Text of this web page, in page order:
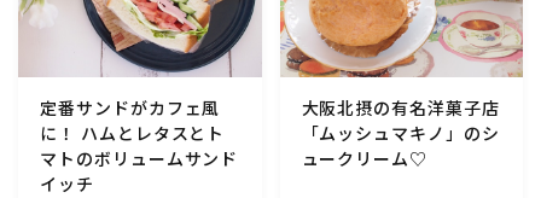
圧力鍋使用の料理
ソース・ドレッシング・たれ・ディップ類
ドリンク・シロップ・ジャム類
定番サンドがカフェ風
に！ ハムとレタスとト
マトのボリュームサンド
イッチ
大阪北摂の有名洋菓子店
「ムッシュマキノ」のシ
ュークリーム♡